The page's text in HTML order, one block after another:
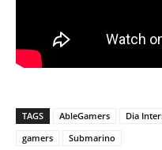
TAGS AbleGamers Dia
gamers
Submarino